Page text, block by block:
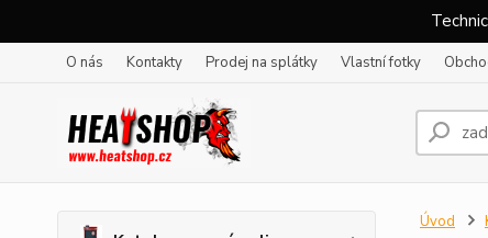
O nás Kontakty Prodej na splátky Vlastní fotky
Úvod